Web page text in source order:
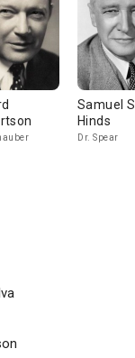
Samuel S.
Hinds
Dr. Spear